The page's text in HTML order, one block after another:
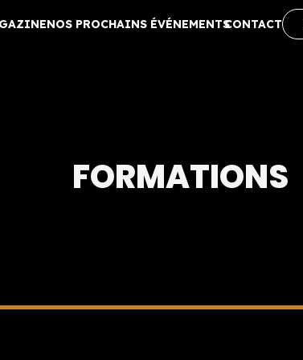
NOS PROCHAINS ÉVÉNEMENTSCONTACT
FORMATIONS